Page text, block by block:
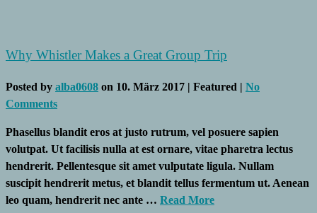
Why Whistler Makes a Great Group Trip
Posted by alba0608 on 10. März 2017 | Featured | No
Comments
Phasellus blandit eros at justo rutrum, vel posuere sapien
volutpat. Ut facilisis nulla at est ornare, vitae pharetra lectus
hendrerit. Pellentesque sit amet vulputate ligula. Nullam
suscipit hendrerit metus, et blandit tellus fermentum ut. Aenean
leo quam, hendrerit nec ante … Read More